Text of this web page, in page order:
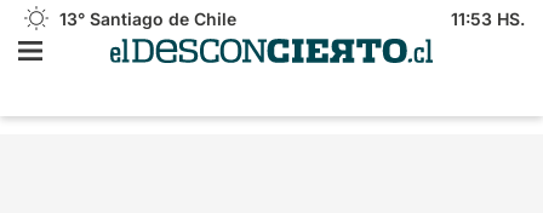
13° Santiago de Chile 11:53 HS.